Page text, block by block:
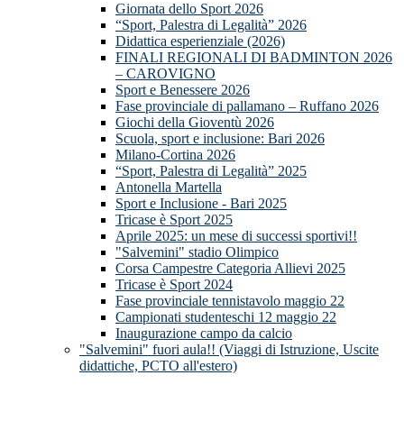
Giornata dello Sport 2026
“Sport, Palestra di Legalità” 2026
Didattica esperienziale (2026)
FINALI REGIONALI DI BADMINTON 2026
– CAROVIGNO
Sport e Benessere 2026
Fase provinciale di pallamano – Ruffano 2026
Giochi della Gioventù 2026
Scuola, sport e inclusione: Bari 2026
Milano-Cortina 2026
“Sport, Palestra di Legalità” 2025
Antonella Martella
Sport e Inclusione - Bari 2025
Tricase è Sport 2025
Aprile 2025: un mese di successi sportivi!!
"Salvemini" stadio Olimpico
Corsa Campestre Categoria Allievi 2025
Tricase è Sport 2024
Fase provinciale tennistavolo maggio 22
Campionati studenteschi 12 maggio 22
Inaugurazione campo da calcio
"Salvemini" fuori aula!! (Viaggi di Istruzione, Uscite
didattiche, PCTO all'estero)